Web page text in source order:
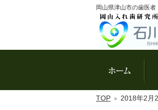
岡山県津山市の歯医
TOP 2018年2月